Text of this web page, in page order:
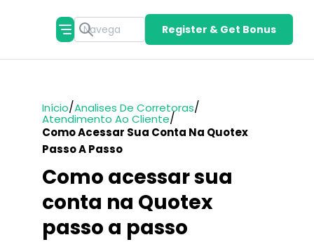
Register & Get Bonus
Início/Analises De Corretoras/
Atendimento Ao Cliente/
Como Acessar Sua Conta Na Quotex
Passo A Passo
Como acessar sua
conta na Quotex
passo a passo